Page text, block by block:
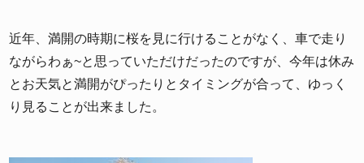
近年、満開の時期に桜を見に行けることがなく、車で走り
ながらわぁ~と思っていただけだったのですが、今年は休み
とお天気と満開がぴったりとタイミングが合って、ゆっく
り見ることが出来ました。